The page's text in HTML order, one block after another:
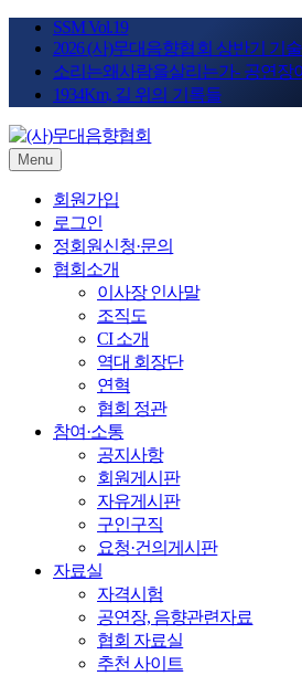
Skip
content
SSM Vol.19
2026 (사)무대음향협회 상반기 기
소리는왜사람을살리는가- 공연장
1934Km, 길 위의 기록들
(사)무대음향협회
STAGE SOUND KOREA
Menu
회원가입
로그인
정회원신청·문의
협회소개
이사장 인사말
조직도
CI 소개
역대 회장단
연혁
협회 정관
참여·소통
공지사항
회원게시판
자유게시판
구인구직
요청·건의게시판
자료실
자격시험
공연장, 음향관련자료
협회 자료실
추천 사이트